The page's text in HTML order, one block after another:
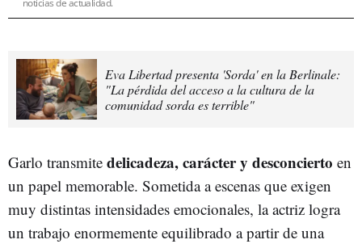
noticias de actualidad.
Eva Libertad presenta 'Sorda' en la Berlinale:
"La pérdida del acceso a la cultura de la
comunidad sorda es terrible"
Garlo transmite delicadeza, carácter y desconcierto en
un papel memorable. Sometida a escenas que exigen
muy distintas intensidades emocionales, la actriz logra
un trabajo enormemente equilibrado a partir de una